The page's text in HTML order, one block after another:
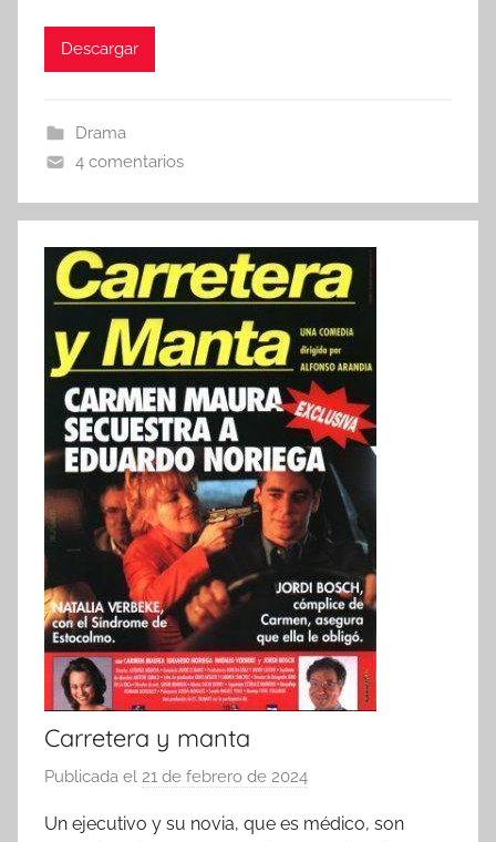
Descargar
Drama
4 comentarios
Carretera y manta
Publicada el 21 de febrero de 2024
r
Un ejecutivo y su novia, que es médico, son